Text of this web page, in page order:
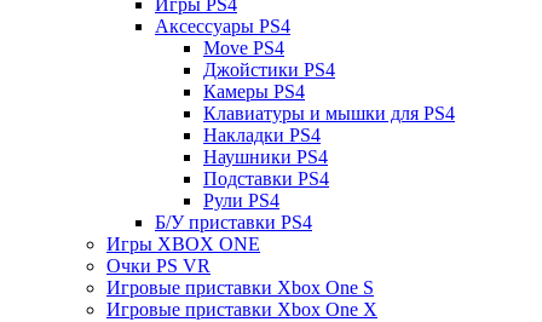
Аксессуары PS4
Move PS4
Джойстики PS4
Камеры PS4
Клавиатуры и мышки для PS4
Накладки PS4
Наушники PS4
Подставки PS4
Рули PS4
Б/У приставки PS4
Игры XBOX ONE
Очки PS VR
Игровые приставки Xbox One S
Игровые приставки Xbox One X